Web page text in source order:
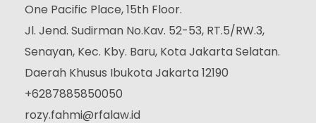
One Pacific Place, 15th Floor.
Jl. Jend. Sudirman No.Kav. 52-53, RT.5/RW.3,
Senayan, Kec. Kby. Baru, Kota Jakarta Selatan.
Daerah Khusus Ibukota Jakarta 12190
+6287885850050
rozy.fahmi@rfalaw.id